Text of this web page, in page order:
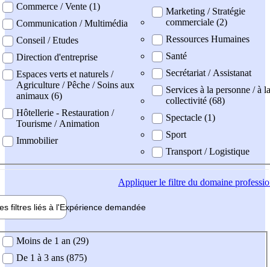
Commerce / Vente (1)
Communication / Multimédia
Conseil / Etudes
Direction d'entreprise
Espaces verts et naturels /
Agriculture / Pêche / Soins aux
animaux (6)
Hôtellerie - Restauration /
Tourisme / Animation
Immobilier
Marketing / Stratégie
commerciale (2)
Ressources Humaines
Santé
Secrétariat / Assistanat
Services à la personne / à la
collectivité (68)
Spectacle (1)
Sport
Transport / Logistique
Appliquerle filtre du domaine
filtres liés à l'Expérience demandée
demandée
Moins de 1 an (29)
De 1 à 3 ans (875)